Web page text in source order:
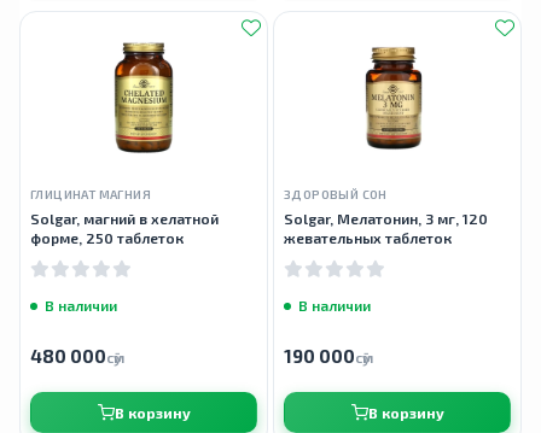
ГЛИЦИНАТ МАГНИЯ
Solgar, магний в хелатной
форме, 250 таблеток
В наличии
480 000сӯм
В корзину
ЗДОРОВЫЙ СОН
Solgar, Мелатонин, 3 мг, 120
жевательных таблеток
В наличии
190 000сӯм
В корзину